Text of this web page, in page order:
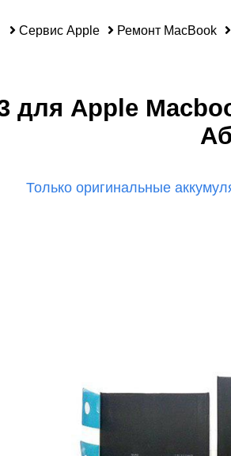
Сервис Apple Ремонт MacBook
для Apple
Только оригинальные